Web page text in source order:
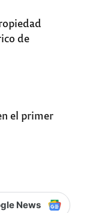
de
el primer
News